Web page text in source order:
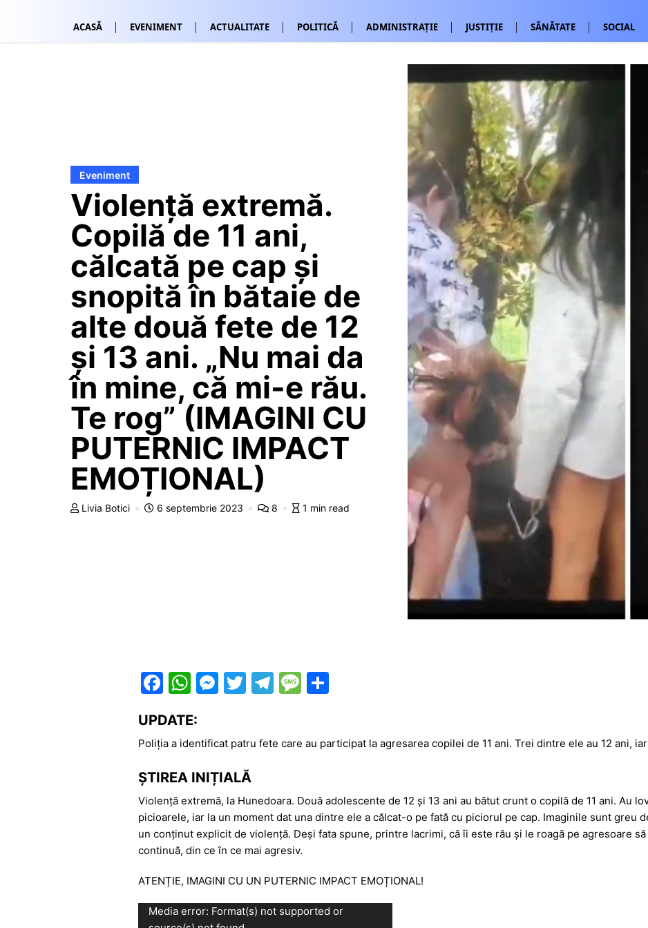
ACASĂ EVENIMENT ACTUALITATE POLITICĂ ADMINISTRAȚIE JUSTIȚIE SĂNĂTATE SOCIAL
Eveniment
Violență extremă.
Copilă de 11 ani,
călcată pe cap și
snopită în bătaie de
alte două fete de 12
și 13 ani. „Nu mai da
în mine, că mi-e rău.
Te rog” (IMAGINI CU
PUTERNIC IMPACT
EMOȚIONAL)
Livia Botici 6 septembrie 2023 8 1 min read
F
c
e
b
o
o
k
W
at
s
A
p
p
M
s
e
n
g
er
T
er
T
gr
m
M
s
g
e
P
je
z
ă
UPDATE:
Poliția a identificat patru fete care au participat la agresarea copilei de 11 ani. Trei dintre ele au 12 ani,
ȘTIREA INIȚIALĂ
Violență extremă, la Hunedoara. Două adolescente de 12 și 13 ani au bătut crunt o copilă de 11 ani. Au
picioarele, iar la un moment dat una dintre ele a călcat-o pe fată cu piciorul pe cap. Imaginile sunt greu
un conținut explicit de violență. Deși fata spune, printre lacrimi, că îi este rău și le roagă pe agresoare
continuă, din ce în ce mai agresiv.
ATENȚIE, IMAGINI CU UN PUTERNIC IMPACT EMOȚIONAL!
Player
video
Media error: Format(s) not supported or